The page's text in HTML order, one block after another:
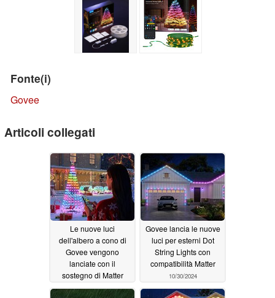
Fonte(i)
Govee
Articoli collegati
Le nuove luci
dell'albero a cono di
Govee vengono
lanciate con il
sostegno di Matter
11/02/2024
Govee lancia le nuove
luci per esterni Dot
String Lights con
compatibilità Matter
10/30/2024